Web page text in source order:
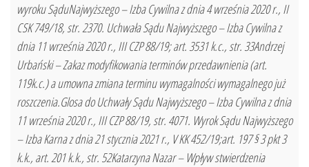
wyroku SąduNajwyższego – Izba Cywilna z dnia 4 września 2020 r., II
CSK 749/18, str. 2370. Uchwała Sądu Najwyższego – Izba Cywilna z
dnia 11 września 2020 r., III CZP 88/19; art. 3531 k.c., str. 33Andrzej
Urbański – Zakaz modyfikowania terminów przedawnienia (art.
119k.c.) a umowna zmiana terminu wymagalności wymagalnego już
roszczenia.Glosa do Uchwały Sądu Najwyższego – Izba Cywilna z dnia
11 września 2020 r., III CZP 88/19, str. 4071. Wyrok Sądu Najwyższego
– Izba Karna z dnia 21 stycznia 2021 r., V KK 452/19;art. 197 § 3 pkt 3
k.k., art. 201 k.k., str. 52Katarzyna Nazar – Wpływ stwierdzenia